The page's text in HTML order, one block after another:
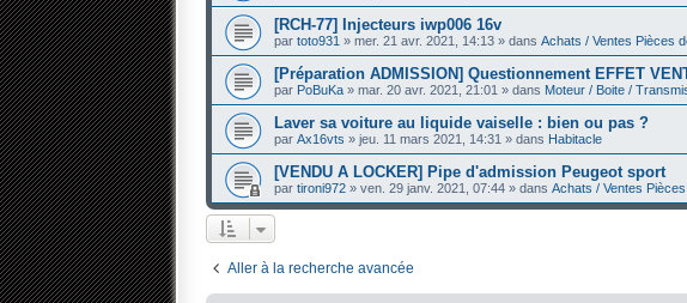
[RCH-77] Injecteurs iwp006 16v
par toto931 » mer. 21 avr. 2021, 14:13 » dans Achats / Ventes Pièces
[Préparation ADMISSION] Questionnement EFFET
par PoBuKa » mar. 20 avr. 2021, 21:01 » dans Moteur / Boite /
Laver sa voiture au liquide vaiselle : bien ou pas ?
par Ax16vts » jeu. 11 mars 2021, 14:31 » dans Habitacle
[VENDU A LOCKER] Pipe d'admission Peugeot sport
par tironi972 » ven. 29 janv. 2021, 07:44 » dans Achats / Ventes
Aller à la recherche avancée